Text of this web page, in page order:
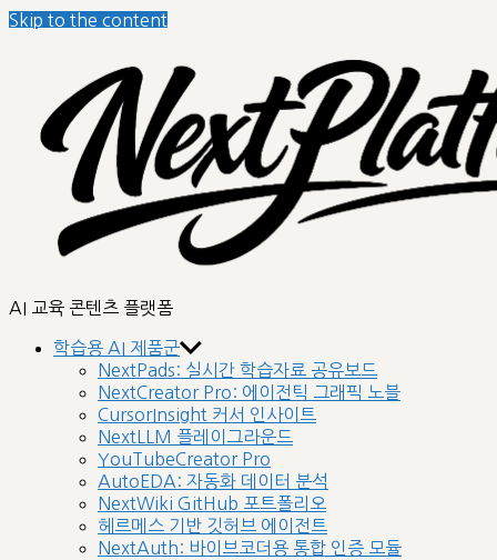
Skip to the content
nextplatform
AI 교육 콘텐츠 플랫폼
학습용 AI 제품군
NextPads: 실시간 학습자료 공유보드
NextCreator Pro: 에이전틱 그래픽 노블
CursorInsight 커서 인사이트
NextLLM 플레이그라운드
YouTubeCreator Pro
AutoEDA: 자동화 데이터 분석
NextWiki GitHub 포트폴리오
헤르메스 기반 깃허브 에이전트
NextAuth: 바이브코더용 통합 인증 모듈